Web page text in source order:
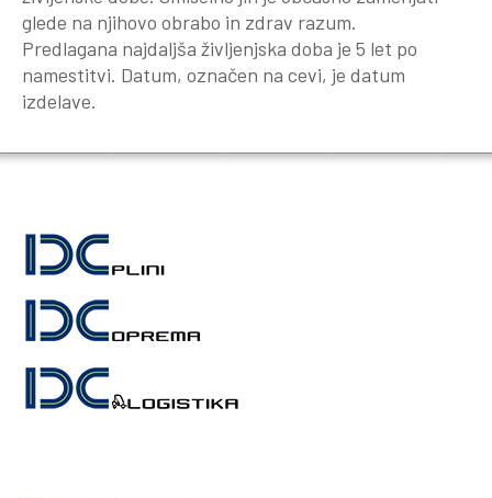
glede na njihovo obrabo in zdrav razum.
Predlagana najdaljša življenjska doba je 5 let po
namestitvi. Datum, označen na cevi, je datum
izdelave.